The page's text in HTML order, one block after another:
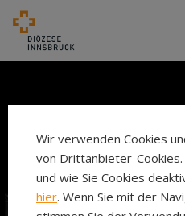
Wir verwenden Cookies
von Drittanbieter-
und wie Sie Cookies
hier. Wenn Sie mit der